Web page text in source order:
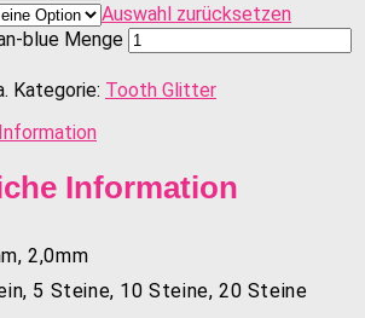
Auswahl zurücksetzen
blue Menge
Kategorie: Tooth Glitter
Information
2,0mm
5 Steine, 10 Steine, 20 Steine